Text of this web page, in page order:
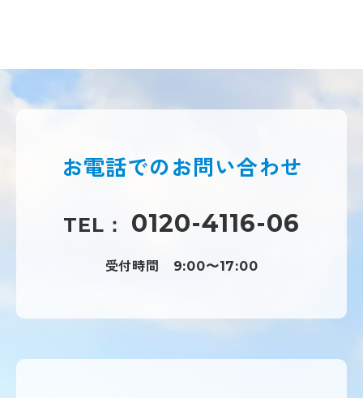
お電話でのお問い合わせ
TEL： 0120-4116-06
受付時間 9:00〜17:00